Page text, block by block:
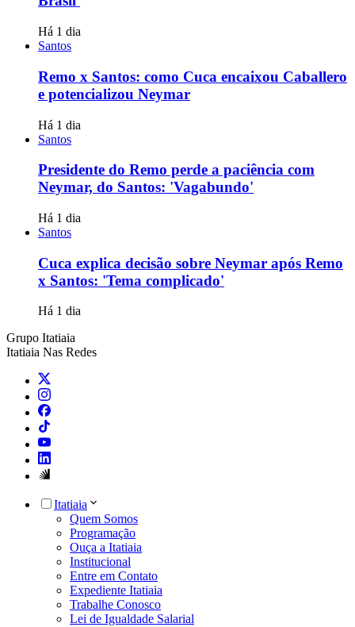
Há 1 dia
Santos
Remo x Santos: como Cuca encaixou Caballero
e potencializou Neymar
Há 1 dia
Santos
Presidente do Remo perde a paciência com
Neymar, do Santos: 'Vagabundo'
Há 1 dia
Santos
Cuca explica decisão sobre Neymar após Remo
x Santos: 'Tema complicado'
Há 1 dia
Grupo Itatiaia
Itatiaia Nas Redes
Itatiaia
Quem Somos
Programação
Ouça a Itatiaia
Institucional
Entre em Contato
Expediente Itatiaia
Trabalhe Conosco
Lei de Igualdade Salarial